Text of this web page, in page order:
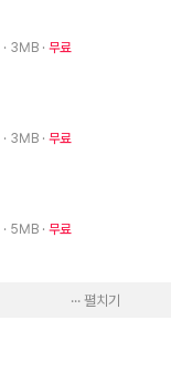
· 3MB 무료
· 3MB 무료
· 5MB 무료
··· 펼치기